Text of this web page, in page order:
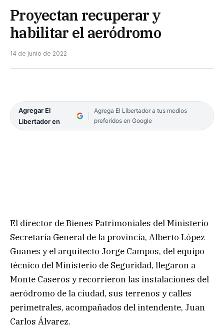
Proyectan recuperar y
habilitar el aeródromo
14 de junio de 2022
Agregar El
Libertador en
Agrega El Libertador a tus medios
preferidos en Google
El director de Bienes Patrimoniales del Ministerio
Secretaría General de la provincia, Alberto López
Guanes y el arquitecto Jorge Campos, del equipo
técnico del Ministerio de Seguridad, llegaron a
Monte Caseros y recorrieron las instalaciones del
aeródromo de la ciudad, sus terrenos y calles
perimetrales, acompañados del intendente, Juan
Carlos Álvarez.